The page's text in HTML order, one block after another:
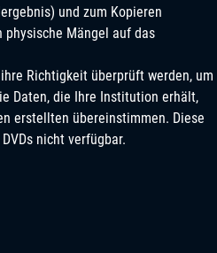
und zum Kopieren
physische Mängel auf das
Richtigkeit überprüft werden, um
Daten, die Ihre Institution erhält,
erstellten übereinstimmen. Diese
nicht verfügbar.